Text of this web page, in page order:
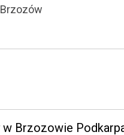
Brzozów